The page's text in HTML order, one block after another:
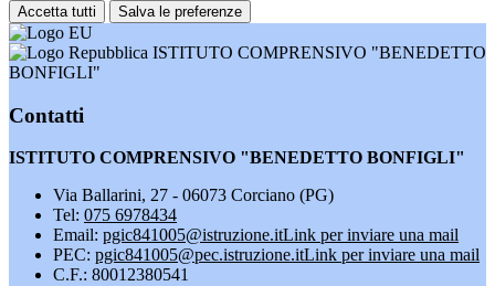
Accetta tutti Salva le preferenze
ISTITUTO COMPRENSIVO "BENEDETTO
BONFIGLI"
Contatti
ISTITUTO COMPRENSIVO "BENEDETTO BONFIGLI"
Via Ballarini, 27 - 06073 Corciano (PG)
Tel: 075 6978434
Email: pgic841005@istruzione.itLink per inviare una mail
PEC: pgic841005@pec.istruzione.itLink per inviare una mail
C.F.: 80012380541